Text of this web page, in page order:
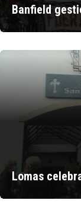
Banfield
Lomas